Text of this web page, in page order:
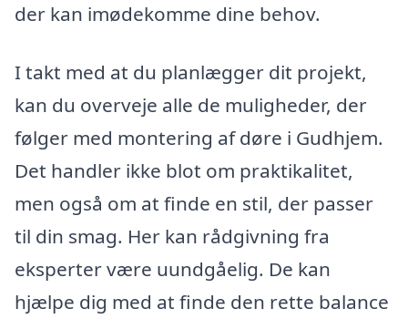
der kan imødekomme dine behov.
I takt med at du planlægger dit projekt,
kan du overveje alle de muligheder, der
følger med montering af døre i Gudhjem.
Det handler ikke blot om praktikalitet,
men også om at finde en stil, der passer
til din smag. Her kan rådgivning fra
eksperter være uundgåelig. De kan
hjælpe dig med at finde den rette balance